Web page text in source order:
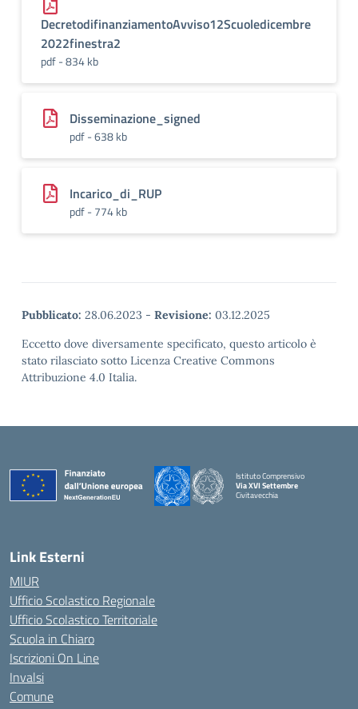
DecretodifinanziamentoAvviso12Scuoledicembre
2022finestra2
pdf - 834 kb
Disseminazione_signed
pdf - 638 kb
Incarico_di_RUP
pdf - 774 kb
Pubblicato: 28.06.2023 - Revisione: 03.12.2025
Eccetto dove diversamente specificato, questo articolo è
stato rilasciato sotto Licenza Creative Commons
Attribuzione 4.0 Italia.
Istituto Comprensivo
Via XVI Settembre
Civitavecchia
Link Esterni
MIUR
Ufficio Scolastico Regionale
Ufficio Scolastico Territoriale
Scuola in Chiaro
Iscrizioni On Line
Invalsi
Comune